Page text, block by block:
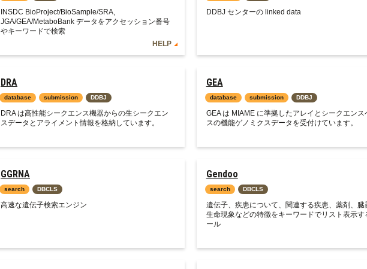
INSDC BioProject/BioSample/SRA,
JGA/GEA/MetaboBank データをアクセッション番号
やキーワードで検索
HELP
DDBJ センターの linked data
DRA
database submission DDBJ
DRA は高性能シークエンス機器からの生シークエン
スデータとアライメント情報を格納しています。
GEA
database submission DDBJ
GEA は MIAME に準拠したアレイとシークエンス
スの機能ゲノミクスデータを受付けています。
GGRNA
search DBCLS
高速な遺伝子検索エンジン
Gendoo
search DBCLS
遺伝子、疾患について、関連する疾患、薬剤、臓
生命現象などの特徴をキーワードでリスト表示す
ール